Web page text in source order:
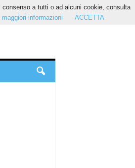
a tutti o ad alcuni cookie, consulta
maggiori informazioni ACCETTA